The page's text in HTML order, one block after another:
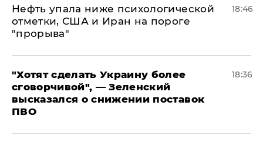
Нефть упала ниже психологической
отметки, США и Иран на пороге
"прорыва"
18:46
​"Хотят сделать Украину более
сговорчивой", — Зеленский
высказался о снижении поставок
ПВО
18:36